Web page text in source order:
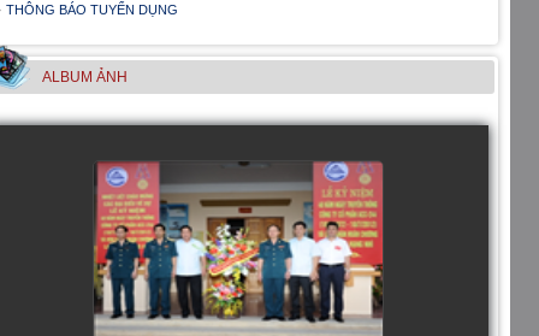
THÔNG BÁO TUYỂN DỤNG
ALBUM ẢNH